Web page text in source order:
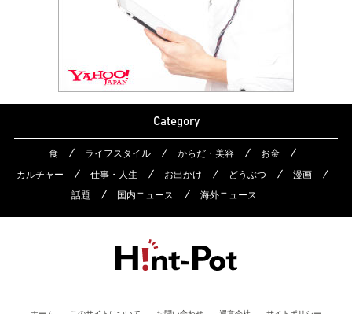
Category
食 ライフスタイル からだ・美容
お金
カルチャー
仕事・人生 お出かけ どうぶつ
漫画
話題
国内ニュース 海外ニュース